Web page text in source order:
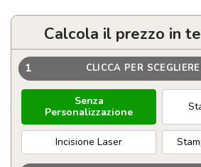
Calcola il prezzo in
1 CLICCA PER
Senza
Personalizzazione
Incisione Laser